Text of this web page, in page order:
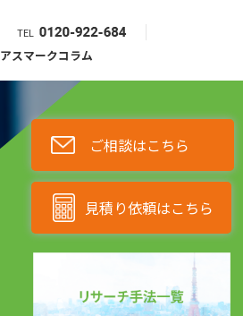
TEL
アスマークコラム
見積り依頼はこちら
ご相談はこちら